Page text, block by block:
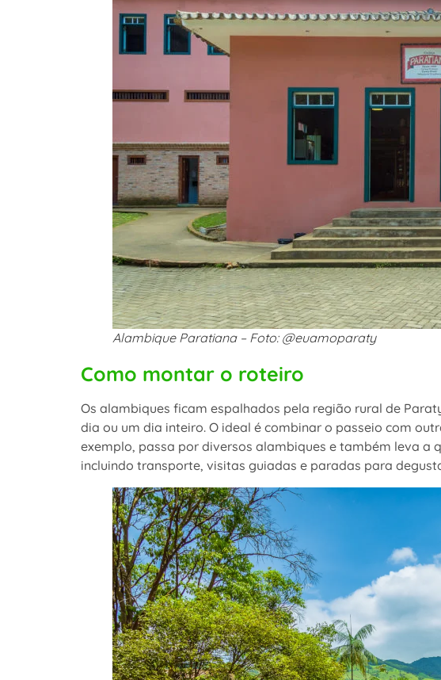
Alambique Paratiana – Foto: @euamoparaty
Como montar o roteiro
Os alambiques ficam espalhados pela região rural de
dia ou um dia inteiro. O ideal é combinar o passeio com
exemplo, passa por diversos alambiques e também leva a
incluindo transporte, visitas guiadas e paradas para